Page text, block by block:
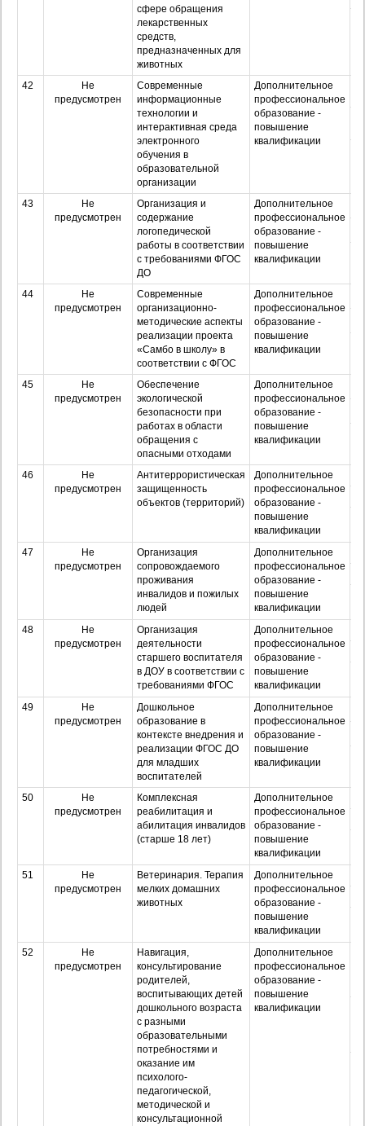
сфере обращения
лекарственных
средств,
предназначенных для
животных
42
Не
предусмотрен
Современные
информационные
технологии и
интерактивная среда
электронного
обучения в
образовательной
организации
Дополнительное
профессиональное
образование -
повышение
квалификации
43
Не
предусмотрен
Организация и
содержание
логопедической
работы в соответствии
с требованиями ФГОС
ДО
Дополнительное
профессиональное
образование -
повышение
квалификации
44
Не
предусмотрен
Современные
организационно-
методические аспекты
реализации проекта
«Самбо в школу» в
соответствии с ФГОС
Дополнительное
профессиональное
образование -
повышение
квалификации
45
Не
предусмотрен
Обеспечение
экологической
безопасности при
работах в области
обращения с
опасными отходами
Дополнительное
профессиональное
образование -
повышение
квалификации
46
Не
предусмотрен
Антитеррористическая
защищенность
объектов (территорий)
Дополнительное
профессиональное
образование -
повышение
квалификации
47
Не
предусмотрен
Организация
сопровождаемого
проживания
инвалидов и пожилых
людей
Дополнительное
профессиональное
образование -
повышение
квалификации
48
Не
предусмотрен
Организация
деятельности
старшего воспитателя
в ДОУ в соответствии с
требованиями ФГОС
Дополнительное
профессиональное
образование -
повышение
квалификации
49
Не
предусмотрен
Дошкольное
образование в
контексте внедрения и
реализации ФГОС ДО
для младших
воспитателей
Дополнительное
профессиональное
образование -
повышение
квалификации
50
Не
предусмотрен
Комплексная
реабилитация и
абилитация инвалидов
(старше 18 лет)
Дополнительное
профессиональное
образование -
повышение
квалификации
51
Не
предусмотрен
Ветеринария. Терапия
мелких домашних
животных
Дополнительное
профессиональное
образование -
повышение
квалификации
52
Не
предусмотрен
Навигация,
консультирование
родителей,
воспитывающих детей
дошкольного возраста
с разными
образовательными
потребностями и
оказание им
психолого-
педагогической,
методической и
консультационной
Дополнительное
профессиональное
образование -
повышение
квалификации